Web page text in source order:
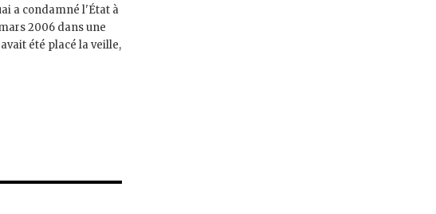
a condamné l'État à
2006 dans une
été placé la veille,